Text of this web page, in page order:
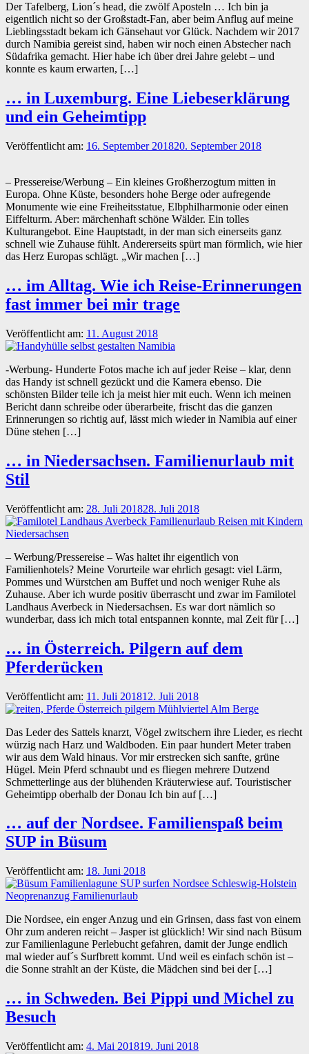
Der Tafelberg, Lion´s head, die zwölf Aposteln … Ich bin ja
eigentlich nicht so der Großstadt-Fan, aber beim Anflug auf meine
Lieblingsstadt bekam ich Gänsehaut vor Glück. Nachdem wir 2017
durch Namibia gereist sind, haben wir noch einen Abstecher nach
Südafrika gemacht. Hier habe ich über drei Jahre gelebt – und
konnte es kaum erwarten, […]
… in Luxemburg. Eine Liebeserklärung
und ein Geheimtipp
Veröffentlicht am: 16. September 201820. September 2018
– Pressereise/Werbung – Ein kleines Großherzogtum mitten in
Europa. Ohne Küste, besonders hohe Berge oder aufregende
Monumente wie eine Freiheitsstatue, Elbphilharmonie oder einen
Eiffelturm. Aber: märchenhaft schöne Wälder. Ein tolles
Kulturangebot. Eine Hauptstadt, in der man sich einerseits ganz
schnell wie Zuhause fühlt. Andererseits spürt man förmlich, wie hier
das Herz Europas schlägt. „Wir machen […]
… im Alltag. Wie ich Reise-Erinnerungen
fast immer bei mir trage
Veröffentlicht am: 11. August 2018
-Werbung- Hunderte Fotos mache ich auf jeder Reise – klar, denn
das Handy ist schnell gezückt und die Kamera ebenso. Die
schönsten Bilder teile ich ja meist hier mit euch. Wenn ich meinen
Bericht dann schreibe oder überarbeite, frischt das die ganzen
Erinnerungen so richtig auf, lässt mich wieder in Namibia auf einer
Düne stehen […]
… in Niedersachsen. Familienurlaub mit
Stil
Veröffentlicht am: 28. Juli 201828. Juli 2018
– Werbung/Pressereise – Was haltet ihr eigentlich von
Familienhotels? Meine Vorurteile war ehrlich gesagt: viel Lärm,
Pommes und Würstchen am Buffet und noch weniger Ruhe als
Zuhause. Aber ich wurde positiv überrascht und zwar im Familotel
Landhaus Averbeck in Niedersachsen. Es war dort nämlich so
wunderbar, dass ich mich total entspannen konnte, mal Zeit für […]
… in Österreich. Pilgern auf dem
Pferderücken
Veröffentlicht am: 11. Juli 201812. Juli 2018
Das Leder des Sattels knarzt, Vögel zwitschern ihre Lieder, es riecht
würzig nach Harz und Waldboden. Ein paar hundert Meter traben
wir aus dem Wald hinaus. Vor mir erstrecken sich sanfte, grüne
Hügel. Mein Pferd schnaubt und es fliegen mehrere Dutzend
Schmetterlinge aus der blühenden Kräuterwiese auf. Touristischer
Geheimtipp oberhalb der Donau Ich bin auf […]
… auf der Nordsee. Familienspaß beim
SUP in Büsum
Veröffentlicht am: 18. Juni 2018
Die Nordsee, ein enger Anzug und ein Grinsen, dass fast von einem
Ohr zum anderen reicht – Jasper ist glücklich! Wir sind nach Büsum
zur Familienlagune Perlebucht gefahren, damit der Junge endlich
mal wieder auf´s Surfbrett kommt. Und weil es einfach schön ist –
die Sonne strahlt an der Küste, die Mädchen sind bei der […]
… in Schweden. Bei Pippi und Michel zu
Besuch
Veröffentlicht am: 4. Mai 201819. Juni 2018